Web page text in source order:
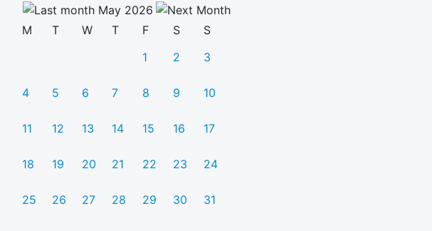
May 2026
M
T W T F S
S
1
2 3
4 5 6 7 8 9 10
11 12 13 14 15 16 17
18 19 20 21 22 23 24
25 26 27 28 29 30 31